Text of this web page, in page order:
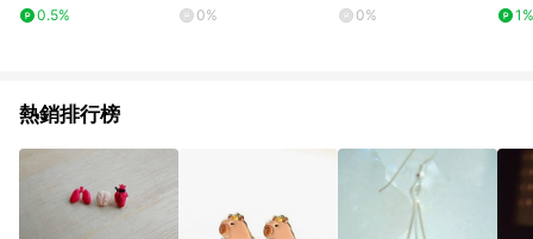
用，或不適用於無回饋商品。各點數紅包之適用商品與使用條件
0.5%
0%
0%
1%
熱銷排行榜